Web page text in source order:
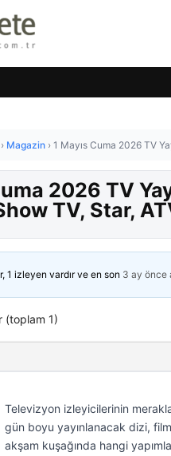
› Magazin › 1 Mayıs Cuma 2026 TV
2026 TV
TV, Star,
1 izleyen vardır ve en son 3 ay önce
(toplam 1)
Televizyon izleyicilerinin
gün boyu yayınlanacak dizi,
akşam kuşağında hangi